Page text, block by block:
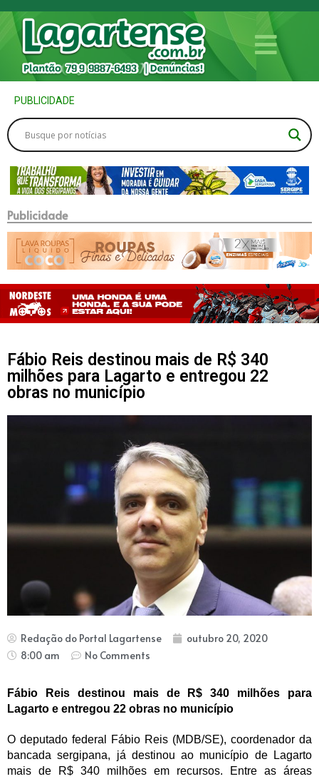
PUBLICIDADE
Publicidade
Fábio Reis destinou mais de R$ 340
milhões para Lagarto e entregou 22
obras no município
Redação do Portal Lagartense
outubro 20, 2020
8:00 am
No Comments
Fábio Reis destinou mais de R$ 340 milhões para
Lagarto e entregou 22 obras no município
O deputado federal Fábio Reis (MDB/SE), coordenador da
bancada sergipana, já destinou ao município de Lagarto
mais de R$ 340 milhões em recursos. Entre as áreas